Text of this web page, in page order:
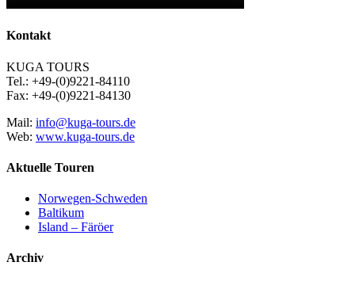
Kontakt
KUGA TOURS
Tel.: +49-(0)9221-84110
Fax: +49-(0)9221-84130
Mail: info@kuga-tours.de
Web: www.kuga-tours.de
Aktuelle Touren
Norwegen-Schweden
Baltikum
Island – Färöer
Archiv